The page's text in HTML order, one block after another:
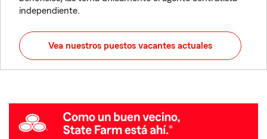
independiente.
Vea nuestros puestos vacantes actuales